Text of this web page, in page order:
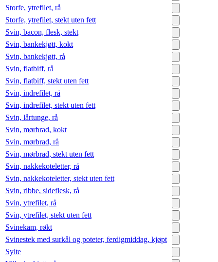
Storfe, ytrefilet, rå
Storfe, ytrefilet, stekt uten fett
Svin, bacon, flesk, stekt
Svin, bankekjøtt, kokt
Svin, bankekjøtt, rå
Svin, flatbiff, rå
Svin, flatbiff, stekt uten fett
Svin, indrefilet, rå
Svin, indrefilet, stekt uten fett
Svin, lårtunge, rå
Svin, mørbrad, kokt
Svin, mørbrad, rå
Svin, mørbrad, stekt uten fett
Svin, nakkekoteletter, rå
Svin, nakkekoteletter, stekt uten fett
Svin, ribbe, sideflesk, rå
Svin, ytrefilet, rå
Svin, ytrefilet, stekt uten fett
Svinekam, røkt
Svinestek med surkål og poteter, ferdigmiddag, kjøpt
Sylte